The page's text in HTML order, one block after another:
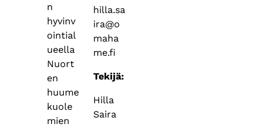
n
hyvinv
ointial
ueella
Nuort
en
huume
kuole
mien
hilla.sa
ira@o
maha
me.fi
Tekijä:
Hilla
Saira